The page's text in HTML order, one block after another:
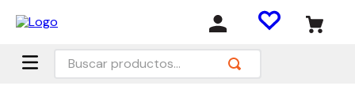
Buscar productos...